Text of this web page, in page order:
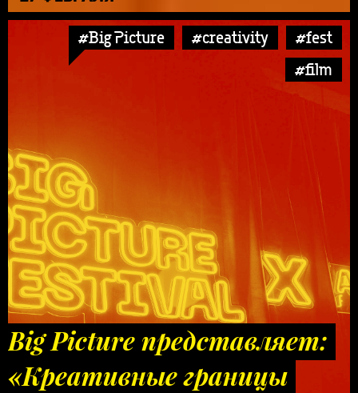
#Big Picture #creativity
#fest
#film
Big Picture представляет:
«Креативные границы